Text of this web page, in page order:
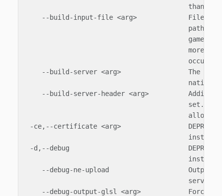
than
--build-input-file <arg>             File
paths
more
--build-server <arg>                 The
native
--build-server-header <arg>
set.
                                         allowed
-ce,--certificate <arg>
                                         instead
-d,--debug
                                         instead
--debug-ne-upload                    Outputs
server
--debug-output-glsl <arg>            Force